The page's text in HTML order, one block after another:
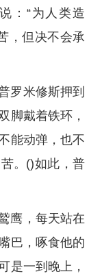
：“为人类造
，但决不会承
罗米修斯押到
脚戴着铁环，
能动弹，也不
。()如此，普
鹰，每天站在
巴，啄食他的
是一到晚上，